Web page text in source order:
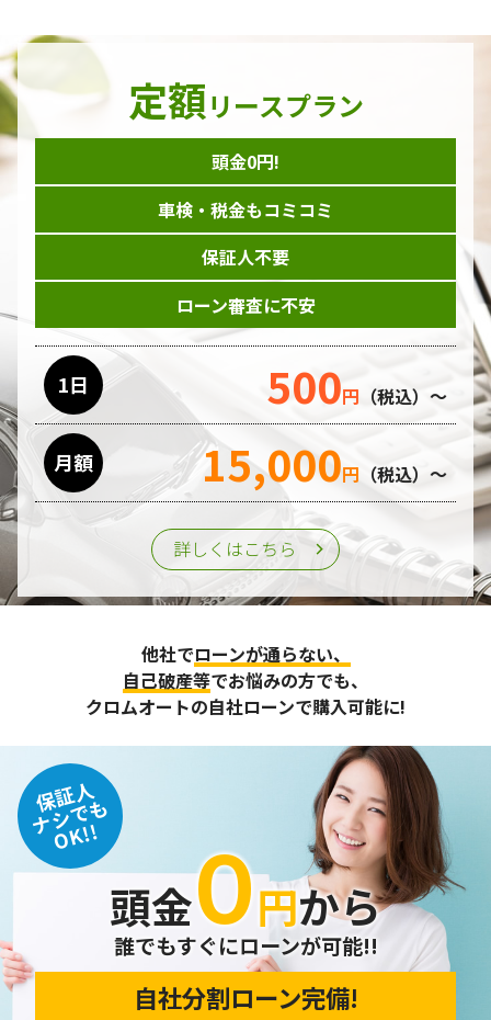
定額リースプラン
頭金0円!
車検・税金もコミコミ
保証人不要
ローン審査に不安
1日 500円 （税込）～
月額 15,000円 （税込）～
詳しくはこちら
他社でローンが通らない、
自己破産等でお悩みの方でも、
クロムオートの自社ローンで購入可能に!
保証人
ナシでも
OK!!
頭金０円から
誰でもすぐにローンが可能!!
自社分割ローン完備!